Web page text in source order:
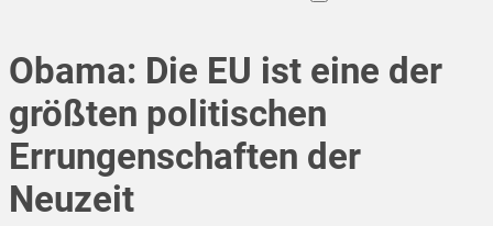
Obama: Die EU ist eine der
größten politischen
Errungenschaften der
Neuzeit